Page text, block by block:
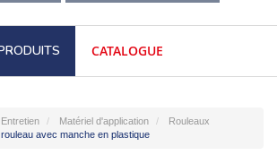
CATALOGUE
Matériel d'application
Rouleaux
avec manche en plastique